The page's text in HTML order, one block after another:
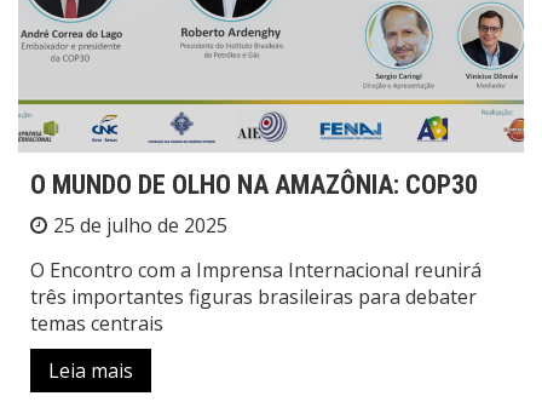
O MUNDO DE OLHO NA AMAZÔNIA: COP30
25 de julho de 2025
O Encontro com a Imprensa Internacional reunirá
três importantes figuras brasileiras para debater
temas centrais
Leia mais